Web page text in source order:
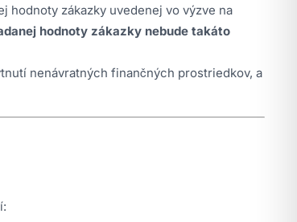
hodnoty zákazky uvedenej vo výzve na
hodnoty zákazky nebude takáto
nenávratných finančných prostriedkov, a